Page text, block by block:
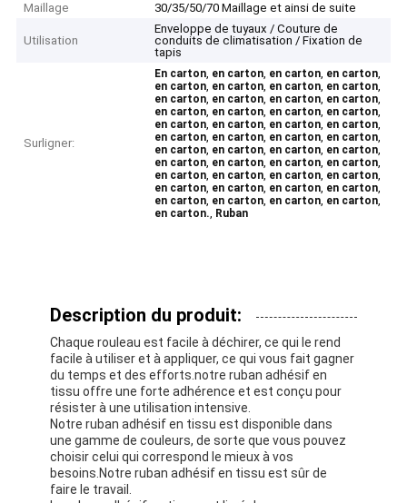
Maillage
30/35/50/70 Maillage et ainsi de suite
Utilisation
Enveloppe de tuyaux / Couture de
conduits de climatisation / Fixation de
tapis
Surligner:
En carton, en carton, en carton, en carton,
en carton, en carton, en carton, en carton,
en carton, en carton, en carton, en carton,
en carton, en carton, en carton, en carton,
en carton, en carton, en carton, en carton,
en carton, en carton, en carton, en carton,
en carton, en carton, en carton, en carton,
en carton, en carton, en carton, en carton,
en carton, en carton, en carton, en carton,
en carton, en carton, en carton, en carton,
en carton, en carton, en carton, en carton,
en carton., Ruban
Description du produit:
Chaque rouleau est facile à déchirer, ce qui le rend
facile à utiliser et à appliquer, ce qui vous fait gagner
du temps et des efforts.notre ruban adhésif en
tissu offre une forte adhérence et est conçu pour
résister à une utilisation intensive.
Notre ruban adhésif en tissu est disponible dans
une gamme de couleurs, de sorte que vous pouvez
choisir celui qui correspond le mieux à vos
besoins.Notre ruban adhésif en tissu est sûr de
faire le travail.